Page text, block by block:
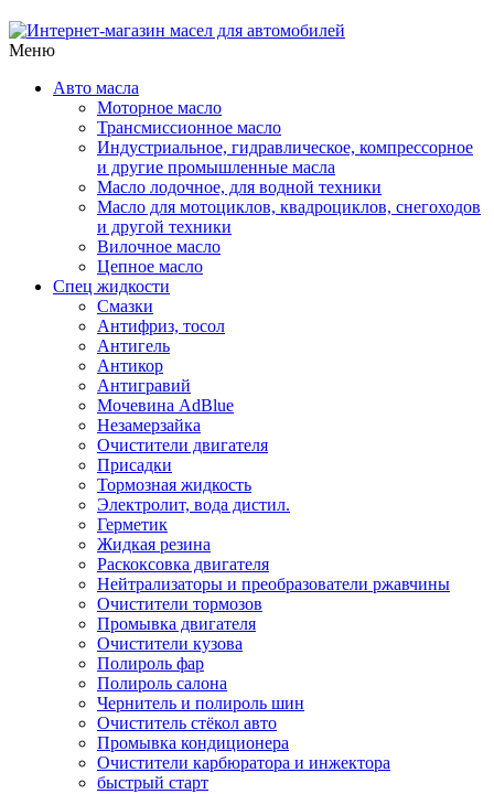
Меню
Авто масла
Моторное масло
Трансмиссионное масло
Индустриальное, гидравлическое, компрессорное
и другие промышленные масла
Масло лодочное, для водной техники
Масло для мотоциклов, квадроциклов, снегоходов
и другой техники
Вилочное масло
Цепное масло
Спец жидкости
Смазки
Антифриз, тосол
Антигель
Антикор
Антигравий
Мочевина AdBlue
Незамерзайка
Очистители двигателя
Присадки
Тормозная жидкость
Электролит, вода дистил.
Герметик
Жидкая резина
Раскоксовка двигателя
Нейтрализаторы и преобразователи ржавчины
Очистители тормозов
Промывка двигателя
Очистители кузова
Полироль фар
Полироль салона
Чернитель и полироль шин
Очиститель стёкол авто
Промывка кондиционера
Очистители карбюратора и инжектора
быстрый старт